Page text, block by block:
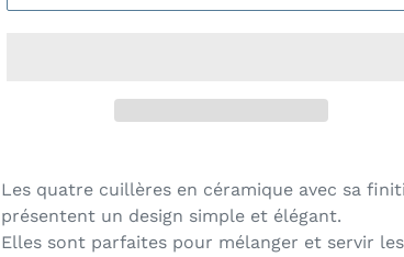
Les quatre cuillères en céramique avec sa
présentent un design simple et élégant.
Elles sont parfaites pour mélanger et servir